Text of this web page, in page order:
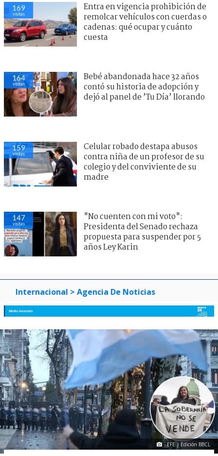
169
visitas
Entra en vigencia prohibición de
remolcar vehículos con cuerdas o
cadenas: qué ocupar y cuánto
cuesta
164
visitas
Bebé abandonada hace 32 años
contó su historia de adopción y
dejó al panel de ’Tu Día’ llorando
159
visitas
Celular robado destapa abusos
contra niña de un profesor de su
colegio y del conviviente de su
madre
147
visitas
"No cuenten con mi voto":
Presidenta del Senado rechaza
propuesta para suspender por 5
años Ley Karin
Internacional > Agencia De Noticias
EFE | Edición BBCL